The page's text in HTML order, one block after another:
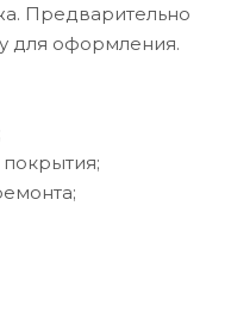
Предварительно
для оформления.